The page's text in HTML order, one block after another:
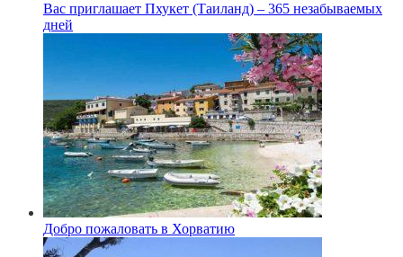
Вас приглашает Пхукет (Таиланд) – 365 незабываемых
дней
Добро пожаловать в Хорватию